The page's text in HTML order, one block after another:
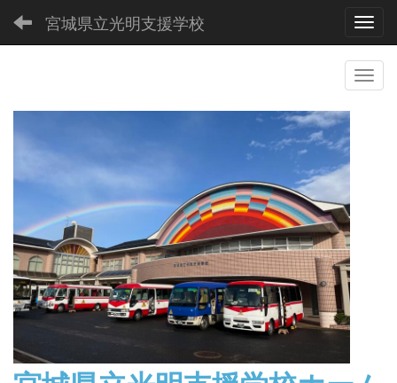
宮城県立光明支援学校